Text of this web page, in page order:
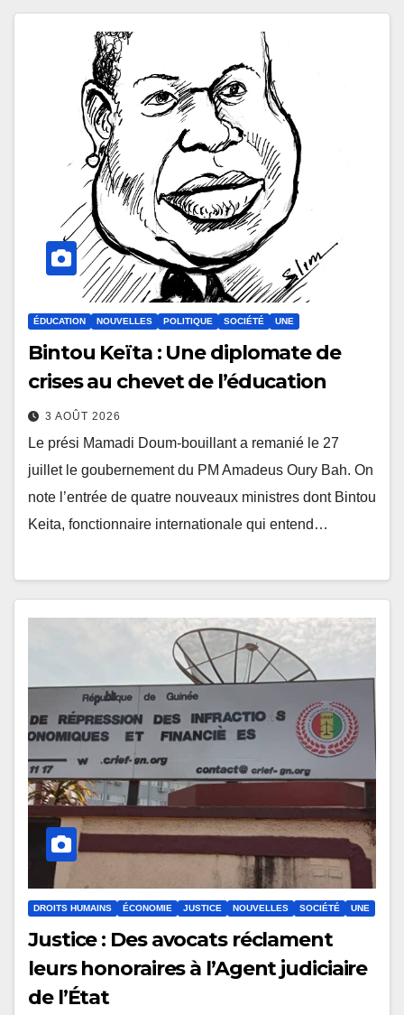
ÉDUCATION NOUVELLES POLITIQUE SOCIÉTÉ UNE
Bintou Keïta : Une diplomate de
crises au chevet de l’éducation
3 AOÛT 2026
Le prési Mamadi Doum-bouillant a remanié le 27
juillet le goubernement du PM Amadeus Oury Bah. On
note l’entrée de quatre nouveaux ministres dont Bintou
Keita, fonctionnaire internationale qui entend…
DROITS HUMAINS ÉCONOMIE JUSTICE NOUVELLES SOCIÉTÉ UNE
Justice : Des avocats réclament
leurs honoraires à l’Agent judiciaire
de l’État